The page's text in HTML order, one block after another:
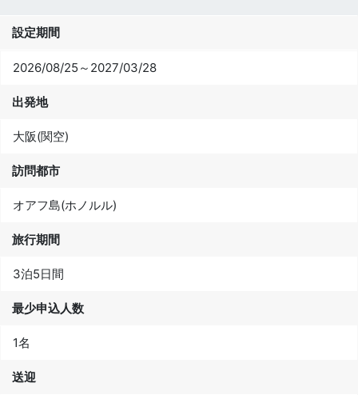
設定期間
2026/08/25～2027/03/28
出発地
大阪(関空)
訪問都市
オアフ島(ホノルル)
旅行期間
3泊5日間
最少申込人数
1名
送迎